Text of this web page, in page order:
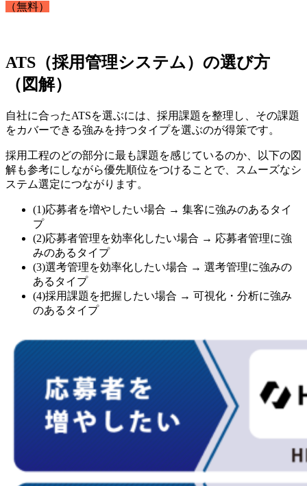
（無料）
ATS（採用管理システム）の選び方
（図解）
自社に合ったATSを選ぶには、採用課題を整理し、その課題
をカバーできる強みを持つタイプを選ぶのが得策です。
採用工程のどの部分に最も課題を感じているのか、以下の図
解も参考にしながら優先順位をつけることで、スムーズなシ
ステム選定につながります。
(1)応募者を増やしたい場合 → 集客に強みのあるタイ
プ
(2)応募者管理を効率化したい場合 → 応募者管理に強
みのあるタイプ
(3)選考管理を効率化したい場合 → 選考管理に強みの
あるタイプ
(4)採用課題を把握したい場合 → 可視化・分析に強み
のあるタイプ